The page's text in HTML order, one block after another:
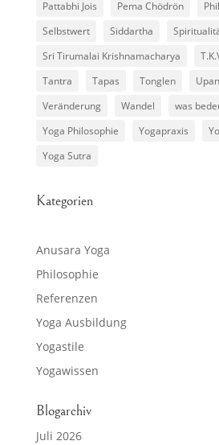
Pattabhi Jois
Pema Chödrön
Selbstwert
Siddartha
Sri Tirumalai Krishnamacharya
Tantra
Tapas Tonglen
Veränderung
Wandel
was
Yoga Philosophie
Yogapraxis
Yoga Sutra
Kategorien
Anusara Yoga
Philosophie
Referenzen
Yoga Ausbildung
Yogastile
Yogawissen
Blogarchiv
Juli 2026